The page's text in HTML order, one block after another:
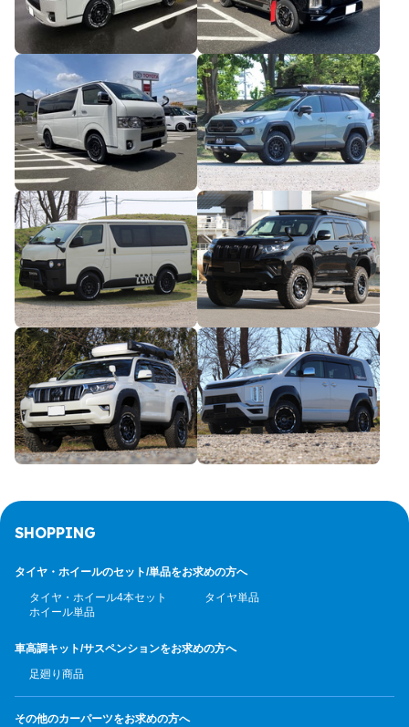
SHOPPING
タイヤ・ホイールのセット/単品をお求めの方へ
タイヤ・ホイール4本セット
タイヤ単品
ホイール単品
車高調キット/サスペンションをお求めの方へ
足廻り商品
その他のカーパーツをお求めの方へ